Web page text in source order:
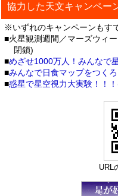
協力した天文キャンペー
※いずれのキャンペーンもす
■火星観測週間／マーズウィ
閉鎖)
■めざせ1000万人！みんなで
■みんなで日食マップをつく
■惑星で星空視力大実験！！
URL